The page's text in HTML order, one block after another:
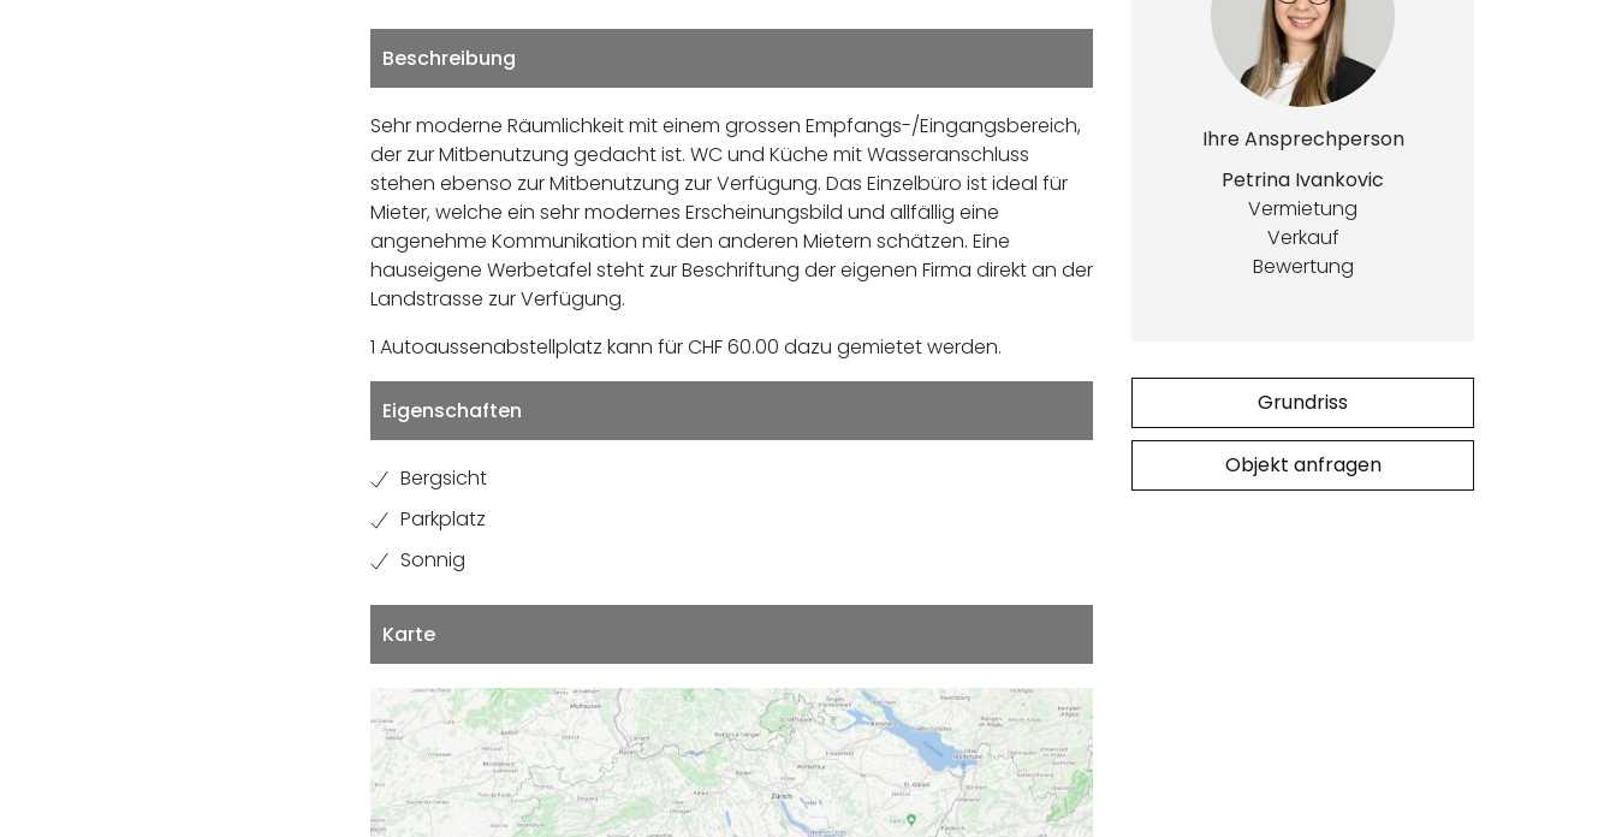
Beschreibung
Sehr moderne Räumlichkeit mit einem grossen Empfangs-/Eingangsbereich,
der zur Mitbenutzung gedacht ist. WC und Küche mit Wasseranschluss
stehen ebenso zur Mitbenutzung zur Verfügung. Das Einzelbüro ist ideal für
Mieter, welche ein sehr modernes Erscheinungsbild und allfällig eine
angenehme Kommunikation mit den anderen Mietern schätzen. Eine
hauseigene Werbetafel steht zur Beschriftung der eigenen Firma direkt an der
Landstrasse zur Verfügung.
1 Autoaussenabstellplatz kann für CHF 60.00 dazu gemietet werden.
Eigenschaften
Bergsicht
Parkplatz
Sonnig
Karte
Ihre Ansprechperson
Petrina Ivankovic
Vermietung
Verkauf
Bewertung
Grundriss
Objekt anfragen